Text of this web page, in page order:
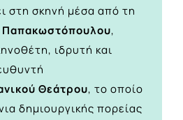
στη σκηνή μέσα από τη
,
ιδρυτή και
Θεάτρου, το οποίο
δημιουργικής πορείας